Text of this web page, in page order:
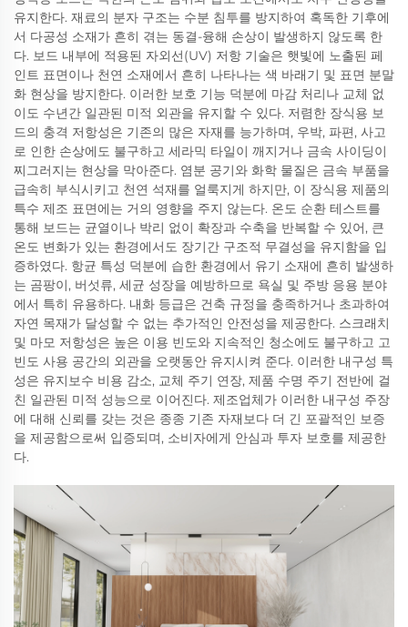
유지한다. 재료의 분자 구조는 수분 침투를 방지하여 혹독한 기후에
서 다공성 소재가 흔히 겪는 동결-융해 손상이 발생하지 않도록 한
다. 보드 내부에 적용된 자외선(UV) 저항 기술은 햇빛에 노출된 페
인트 표면이나 천연 소재에서 흔히 나타나는 색 바래기 및 표면 분말
화 현상을 방지한다. 이러한 보호 기능 덕분에 마감 처리나 교체 없
이도 수년간 일관된 미적 외관을 유지할 수 있다. 저렴한 장식용 보
드의 충격 저항성은 기존의 많은 자재를 능가하며, 우박, 파편, 사고
로 인한 손상에도 불구하고 세라믹 타일이 깨지거나 금속 사이딩이
찌그러지는 현상을 막아준다. 염분 공기와 화학 물질은 금속 부품을
급속히 부식시키고 천연 석재를 얼룩지게 하지만, 이 장식용 제품의
특수 제조 표면에는 거의 영향을 주지 않는다. 온도 순환 테스트를
통해 보드는 균열이나 박리 없이 확장과 수축을 반복할 수 있어, 큰
온도 변화가 있는 환경에서도 장기간 구조적 무결성을 유지함을 입
증하였다. 항균 특성 덕분에 습한 환경에서 유기 소재에 흔히 발생하
는 곰팡이, 버섯류, 세균 성장을 예방하므로 욕실 및 주방 응용 분야
에서 특히 유용하다. 내화 등급은 건축 규정을 충족하거나 초과하여
자연 목재가 달성할 수 없는 추가적인 안전성을 제공한다. 스크래치
및 마모 저항성은 높은 이용 빈도와 지속적인 청소에도 불구하고 고
빈도 사용 공간의 외관을 오랫동안 유지시켜 준다. 이러한 내구성 특
성은 유지보수 비용 감소, 교체 주기 연장, 제품 수명 주기 전반에 걸
친 일관된 미적 성능으로 이어진다. 제조업체가 이러한 내구성 주장
에 대해 신뢰를 갖는 것은 종종 기존 자재보다 더 긴 포괄적인 보증
을 제공함으로써 입증되며, 소비자에게 안심과 투자 보호를 제공한
다.